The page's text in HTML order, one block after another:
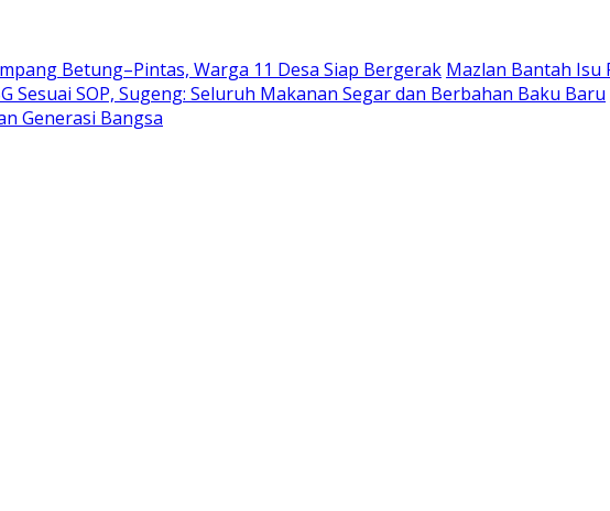
Betung–Pintas, Warga 11 Desa Siap Bergerak Mazlan Bantah Isu
Sesuai SOP, Sugeng: Seluruh Makanan Segar dan Berbahan Baku Baru
Generasi Bangsa